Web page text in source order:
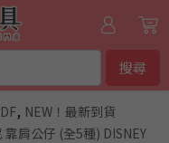
搜尋
, NEW！最新到貨
肩公仔 (全5種) DISNEY